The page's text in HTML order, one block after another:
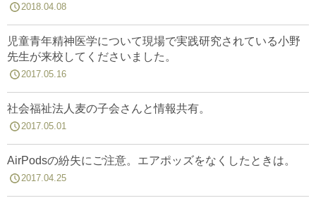
2018.04.08
児童青年精神医学について現場で実践研究されている小野
先生が来校してくださいました。
2017.05.16
社会福祉法人麦の子会さんと情報共有。
2017.05.01
AirPodsの紛失にご注意。エアポッズをなくしたときは。
2017.04.25